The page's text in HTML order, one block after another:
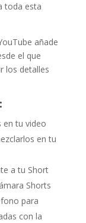
toda esta
añade
el que
los detalles
en tu video
en tu
a tu Short
Shorts
para
con la